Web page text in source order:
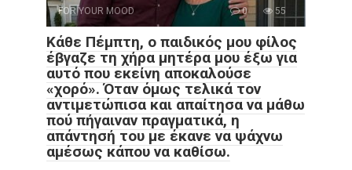
FOR YOUR MOOD 0 55
Κάθε Πέμπτη, ο παιδικός μου φίλος
έβγαζε τη χήρα μητέρα μου έξω για
αυτό που εκείνη αποκαλούσε
«χορό». Όταν όμως τελικά τον
αντιμετώπισα και απαίτησα να μάθω
πού πήγαιναν πραγματικά, η
απάντησή του με έκανε να ψάχνω
αμέσως κάπου να καθίσω.